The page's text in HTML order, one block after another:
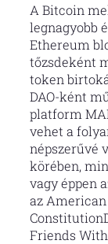
A Bitcoin
legnagyobb
Ethereum
tőzsdeként
token
DAO-ként
platform
vehet a
népszerűvé
körében,
vagy éppen
az American
Friends